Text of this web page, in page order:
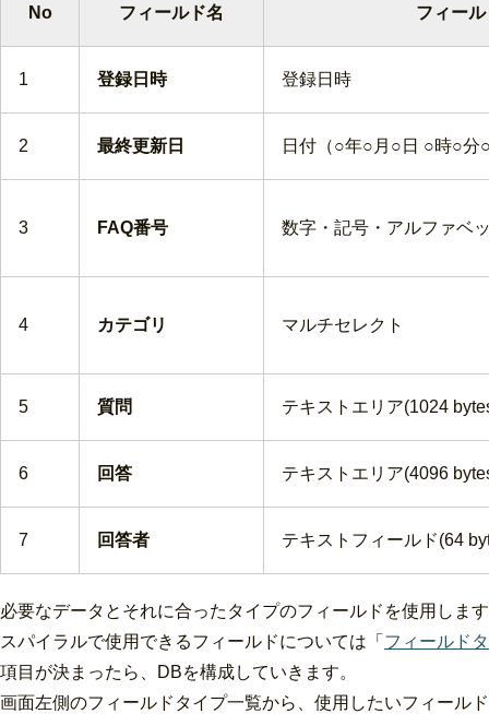
No フィールド名 フィー
1 登録日時 登録日時
2 最終更新日 日付（○年○月○日 ○時○分
3 FAQ番号 数字・記号・アルファベ
4 カテゴリ マルチセレクト
5 質問 テキストエリア(1024
6 回答 テキストエリア(4096
7 回答者 テキストフィールド(64
必要なデータとそれに合ったタイプのフィールドを使用しま
スパイラルで使用できるフィールドについては「 フィールド
項目が決まったら、DBを構成していきます。
画面左側のフィールドタイプ一覧から、使用したいフィール